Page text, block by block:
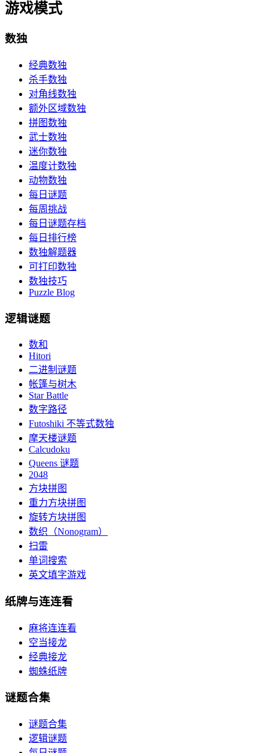
游戏模式
数独
经典数独
杀手数独
对角线数独
额外区域数独
拼图数独
武士数独
迷你数独
温度计数独
动物数独
每日谜题
每周挑战
每日谜题存档
每日排行榜
数独解题器
可打印数独
数独技巧
Puzzle Blog
逻辑谜题
数和
Hitori
二进制谜题
帐篷与树木
Star Battle
数字路径
Futoshiki 不等式数独
摩天楼谜题
Calcudoku
Queens 谜题
2048
方块拼图
重力方块拼图
旋转方块拼图
数织（Nonogram）
扫雷
单词搜索
英文填字游戏
纸牌与连连看
麻将连连看
空当接龙
经典接龙
蜘蛛纸牌
谜题合集
谜题合集
逻辑谜题